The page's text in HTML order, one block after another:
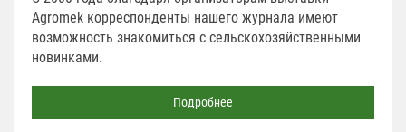
Agromek корреспонденты нашего журнала имеют
возможность знакомиться с сельскохозяйственными
новинками.
Подробнее